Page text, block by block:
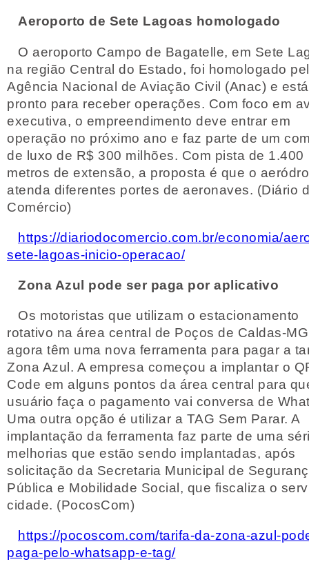
Aeroporto de Sete Lagoas homologado
O aeroporto Campo de Bagatelle, em Sete
na região Central do Estado, foi homologado
Agência Nacional de Aviação Civil (Anac) e está
pronto para receber operações. Com foco em
executiva, o empreendimento deve entrar em
operação no próximo ano e faz parte de um
de luxo de R$ 300 milhões. Com pista de 1.400
metros de extensão, a proposta é que o
atenda diferentes portes de aeronaves. (Diário
Comércio)
https://diariodocomercio.com.br/economia/
sete-lagoas-inicio-operacao/
Zona Azul pode ser paga por aplicativo
Os motoristas que utilizam o estacionamento
rotativo na área central de Poços de Caldas-MG
agora têm uma nova ferramenta para pagar a
Zona Azul. A empresa começou a implantar o
Code em alguns pontos da área central para
usuário faça o pagamento vai conversa de
Uma outra opção é utilizar a TAG Sem Parar. A
implantação da ferramenta faz parte de uma
melhorias que estão sendo implantadas, após
solicitação da Secretaria Municipal de
Pública e Mobilidade Social, que fiscaliza o
cidade. (PocosCom)
https://pocoscom.com/tarifa-da-zona-azul-
paga-pelo-whatsapp-e-tag/